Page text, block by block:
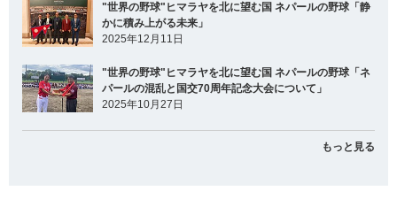
"世界の野球"ヒマラヤを北に望む国 ネパールの野球「静
かに積み上がる未来」
2025年12月11日
"世界の野球"ヒマラヤを北に望む国 ネパールの野球「ネ
パールの混乱と国交70周年記念大会について」
2025年10月27日
もっと見る